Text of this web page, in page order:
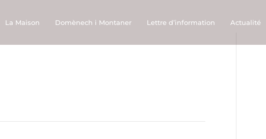
La Maison Domènech i Montaner Lettre d’information Actualité